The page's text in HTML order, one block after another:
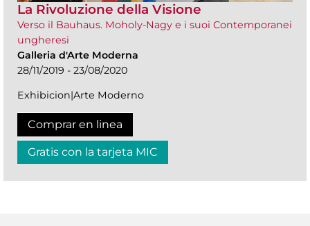
La Rivoluzione della Visione
Verso il Bauhaus. Moholy-Nagy e i suoi Contemporanei
ungheresi
Galleria d'Arte Moderna
28/11/2019 - 23/08/2020
Exhibicion|Arte Moderno
Comprar en linea
Gratis con la tarjeta MIC